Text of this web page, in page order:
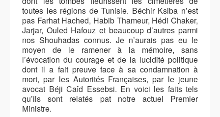
toutes les régions de Tunisie. Béchir Ksiba n’est
pas Farhat Hached, Habib Thameur, Hédi Chaker,
Jarjar, Ouled Hafouz et beaucoup d’autres parmi
nos Shouhadas connus. Je n’aurais pas eu le
moyen de le ramener à la mémoire, sans
l’évocation du courage et de la lucidité politique
dont il a fait preuve face à sa condamnation à
mort, par les Autorités Françaises, par le jeune
avocat Béji Caîd Essebsi. En voici les faits tels
qu’ils sont relatés pat notre actuel Premier
Ministre.